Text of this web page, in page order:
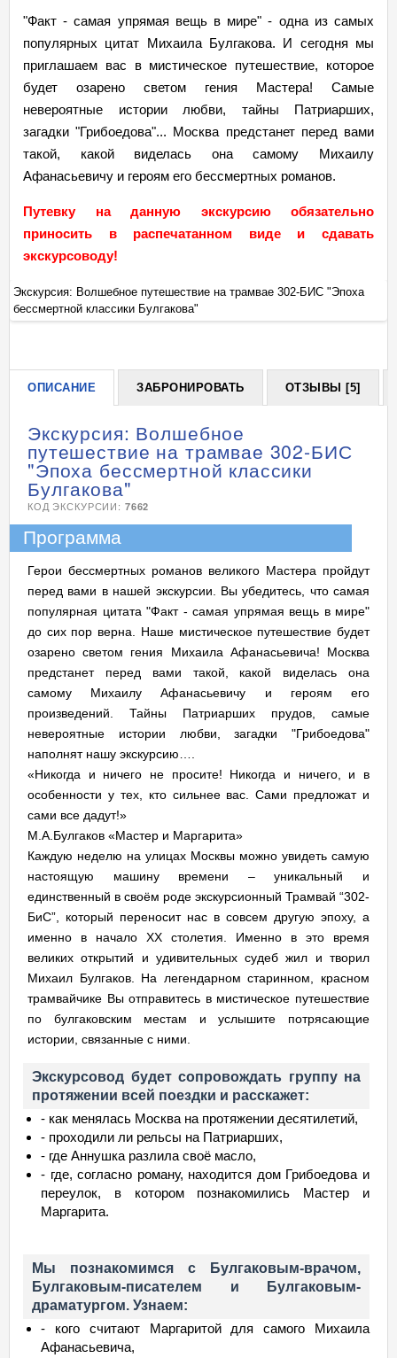
"Факт - самая упрямая вещь в мире" - одна из самых
популярных цитат Михаила Булгакова. И сегодня мы
приглашаем вас в мистическое путешествие, которое
будет озарено светом гения Мастера! Самые
невероятные истории любви, тайны Патриарших,
загадки "Грибоедова"... Москва предстанет перед вами
такой, какой виделась она самому Михаилу
Афанасьевичу и героям его бессмертных романов.
Путевку на данную экскурсию обязательно
приносить в распечатанном виде и сдавать
экскурсоводу!
+
Экскурсия: Волшебное путешествие на трамвае 302-БИС "Эпоха
бессмертной классики Булгакова"
ОПИСАНИЕ ЗАБРОНИРОВАТЬ ОТЗЫВЫ [5]
Экскурсия: Волшебное
путешествие на трамвае 302-БИС
"Эпоха бессмертной классики
Булгакова"
КОД ЭКСКУРСИИ: 7662
Программа
Герои бессмертных романов великого Мастера пройдут
перед вами в нашей экскурсии. Вы убедитесь, что самая
популярная цитата "Факт - самая упрямая вещь в мире"
до сих пор верна. Наше мистическое путешествие будет
озарено светом гения Михаила Афанасьевича! Москва
предстанет перед вами такой, какой виделась она
самому Михаилу Афанасьевичу и героям его
произведений. Тайны Патриарших прудов, самые
невероятные истории любви, загадки "Грибоедова"
наполнят нашу экскурсию….
«Никогда и ничего не просите! Никогда и ничего, и в
особенности у тех, кто сильнее вас. Сами предложат и
сами все дадут!»
М.А.Булгаков «Мастер и Маргарита»
Каждую неделю на улицах Москвы можно увидеть самую
настоящую машину времени – уникальный и
единственный в своём роде экскурсионный Трамвай “302-
БиС”, который переносит нас в совсем другую эпоху, а
именно в начало XX столетия. Именно в это время
великих открытий и удивительных судеб жил и творил
Михаил Булгаков. На легендарном старинном, красном
трамвайчике Вы отправитесь в мистическое путешествие
по булгаковским местам и услышите потрясающие
истории, связанные с ними.
Экскурсовод будет сопровождать группу на
протяжении всей поездки и расскажет:
- как менялась Москва на протяжении десятилетий,
- проходили ли рельсы на Патриарших,
- где Аннушка разлила своё масло,
- где, согласно роману, находится дом Грибоедова и
переулок, в котором познакомились Мастер и
Маргарита.
Мы познакомимся с Булгаковым-врачом,
Булгаковым-писателем и Булгаковым-
драматургом. Узнаем:
- кого считают Маргаритой для самого Михаила
Афанасьевича,